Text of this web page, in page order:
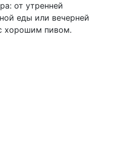
от утренней
еды или вечерней
хорошим пивом.